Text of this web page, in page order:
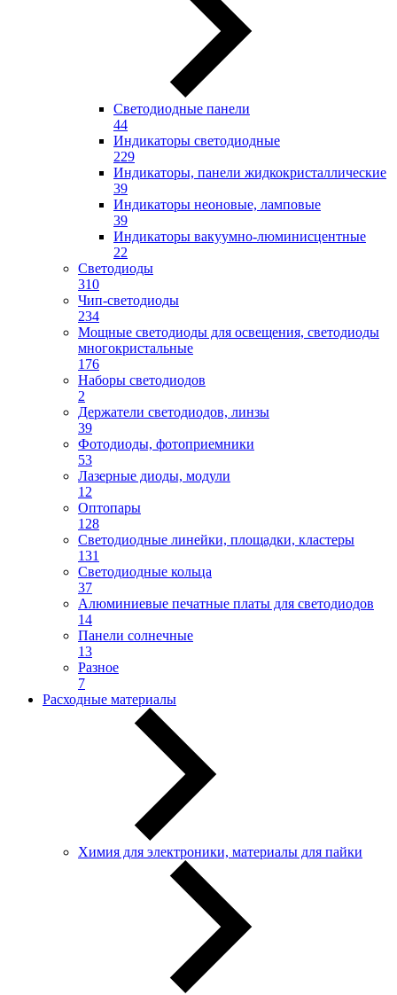
Светодиодные панели
44
Индикаторы светодиодные
229
Индикаторы, панели жидкокристаллические
39
Индикаторы неоновые, ламповые
39
Индикаторы вакуумно-люминисцентные
22
Светодиоды
310
Чип-светодиоды
234
Мощные светодиоды для освещения, светодиоды
многокристальные
176
Наборы светодиодов
2
Держатели светодиодов, линзы
39
Фотодиоды, фотоприемники
53
Лазерные диоды, модули
12
Оптопары
128
Светодиодные линейки, площадки, кластеры
131
Светодиодные кольца
37
Алюминиевые печатные платы для светодиодов
14
Панели солнечные
13
Разное
7
Расходные материалы
Химия для электроники, материалы для пайки